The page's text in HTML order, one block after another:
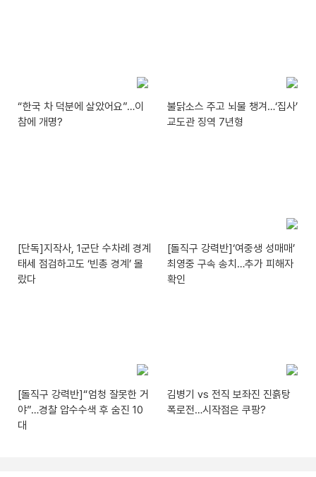
“한국 차 덕분에 살았어요”…이
참에 개명?
불닭소스 주고 뇌물 챙겨…‘집사’
교도관 징역 7년형
[단독]지작사, 1군단 수차례 경계
태세 점검하고도 ‘빈총 경계’ 몰
랐다
[돌직구 강력반]‘여중생 성매매’
최영중 구속 송치…추가 피해자
확인
[돌직구 강력반]“엄청 잘못한 거
야”…경찰 압수수색 후 숨진 10
대
김병기 vs 전직 보좌진 진흙탕
폭로전…시작점은 쿠팡?